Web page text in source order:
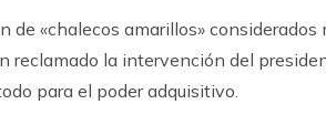
«chalecos amarillos» considerados
reclamado la intervención del
para el poder adquisitivo.